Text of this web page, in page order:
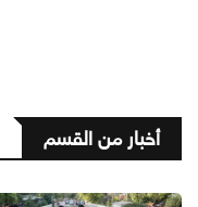
أخبار من القسم